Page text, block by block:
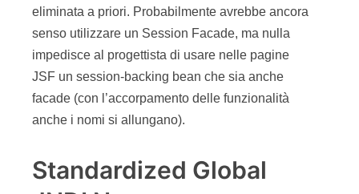
eliminata a priori. Probabilmente avrebbe ancora
senso utilizzare un Session Facade, ma nulla
impedisce al progettista di usare nelle pagine
JSF un session-backing bean che sia anche
facade (con l’accorpamento delle funzionalità
anche i nomi si allungano).
Standardized Global